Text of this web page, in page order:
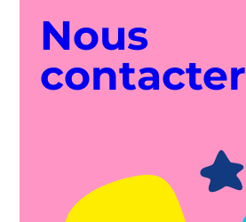
Nous
contacter